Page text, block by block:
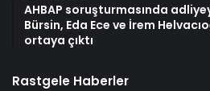
AHBAP soruşturmasında
Bürsin, Eda Ece ve İrem
ortaya çıktı
Rastgele Haberler